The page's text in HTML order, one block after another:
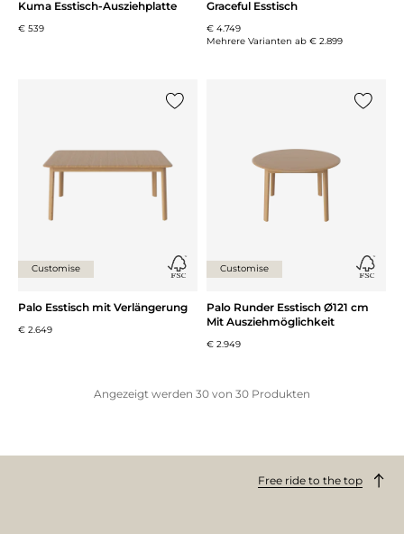
Kuma Esstisch-Ausziehplatte
€ 539
Graceful Esstisch
€ 4.749
Mehrere Varianten ab € 2.899
Customise
Palo Esstisch mit Verlängerung
€ 2.649
Customise
Palo Runder Esstisch Ø121 cm
Mit Ausziehmöglichkeit
€ 2.949
Angezeigt werden 30 von 30 Produkten
Free ride to the top